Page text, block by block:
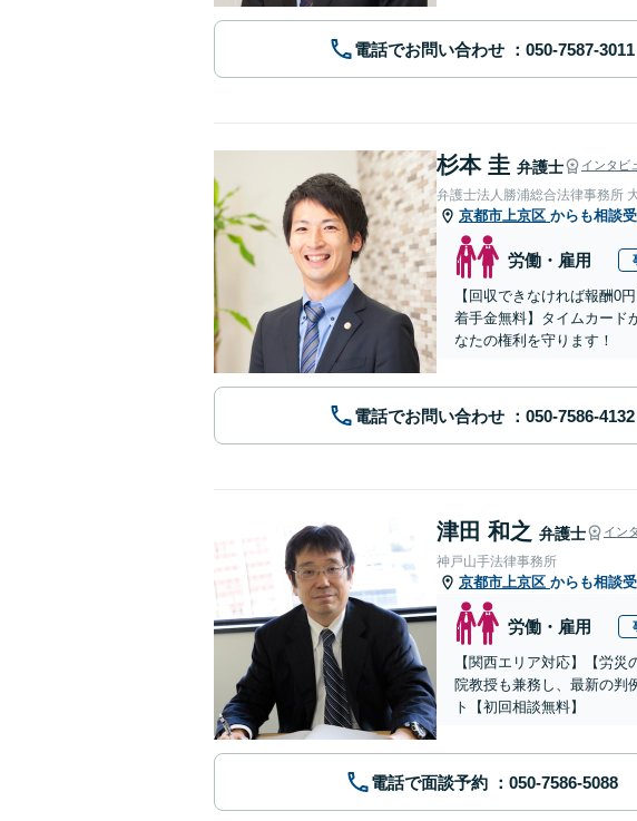
電話でお問い合わせ
杉本 圭 弁護士 インタビ
弁護士法人勝浦総合法律事務所
京都市上京区 からも相談
労働・雇用
【回収できなければ報酬0
着手金無料】タイムカード
なたの権利を守ります！
電話でお問い合わせ
津田 和之 弁護士 イン
神戸山手法律事務所
京都市上京区 からも相談
労働・雇用
【関西エリア対応】【労
院教授も兼務し、最新の判
ト【初回相談無料】
電話で面談予約